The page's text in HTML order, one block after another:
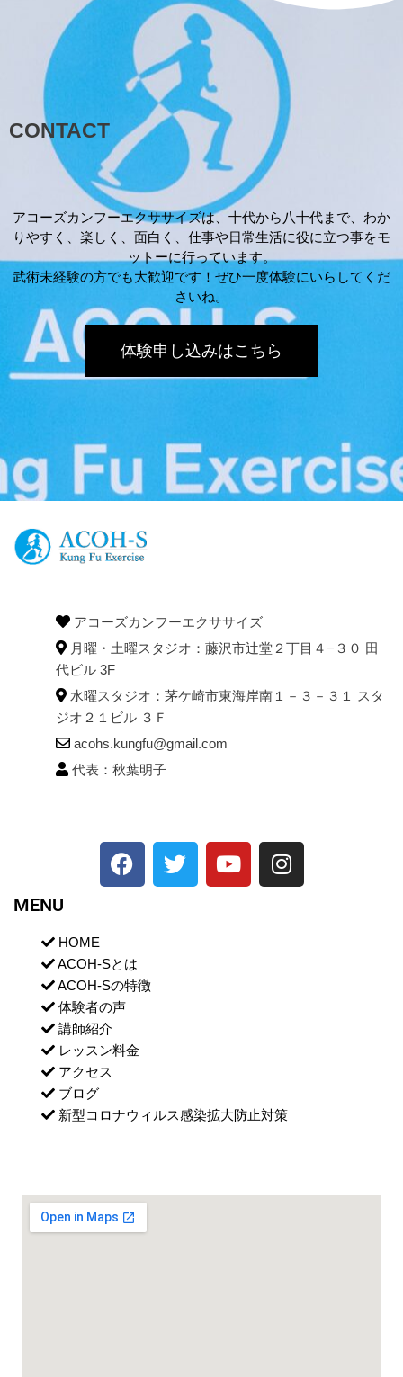
CONTACT
アコーズカンフーエクササイズは、十代から八十代まで、わか
りやすく、楽しく、面白く、仕事や日常生活に役に立つ事をモ
ットーに行っています。
武術未経験の方でも大歓迎です！ぜひ一度体験にいらしてくだ
さいね。
体験申し込みはこちら
アコーズカンフーエクササイズ
月曜・土曜スタジオ：藤沢市辻堂２丁目４−３０ 田
代ビル 3F
水曜スタジオ：茅ケ崎市東海岸南１－３－３１ スタ
ジオ２１ビル ３Ｆ
acohs.kungfu@gmail.com
代表：秋葉明子
MENU
HOME
ACOH-Sとは
ACOH-Sの特徴
体験者の声
講師紹介
レッスン料金
アクセス
ブログ
新型コロナウィルス感染拡大防止対策